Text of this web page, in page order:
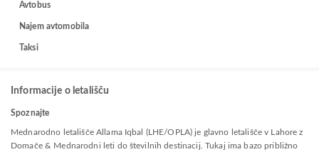
Avtobus
Najem avtomobila
Taksi
Informacije o letališču
Spoznajte
Mednarodno letališče Allama Iqbal (LHE/OPLA) je glavno letališče v Lahore z
Domače & Mednarodni leti do številnih destinacij. Tukaj ima bazo približno